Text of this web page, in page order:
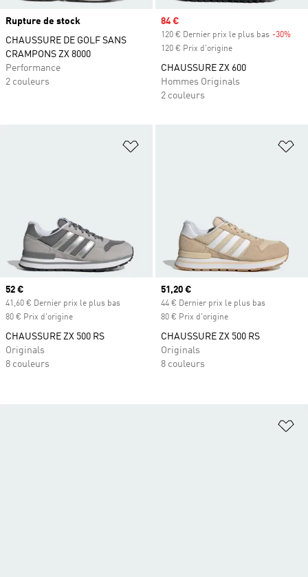
Rupture de stock
CHAUSSURE DE GOLF SANS
CRAMPONS ZX 8000
Performance
2 couleurs
Prix soldé
84 €
120 € Dernier prix le plus bas -30%
120 € Prix d'origine
CHAUSSURE ZX 600
Hommes Originals
2 couleurs
Ajouter à la Liste de produits
Prix actuel
52 €
41,60 € Dernier prix le plus bas
80 € Prix d'origine
CHAUSSURE ZX 500 RS
Originals
8 couleurs
Prix actuel
51,20 €
44 € Dernier prix le plus bas
80 € Prix d'origine
CHAUSSURE ZX 500 RS
Originals
8 couleurs